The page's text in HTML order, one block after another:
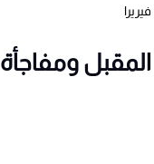
ومفاجأة